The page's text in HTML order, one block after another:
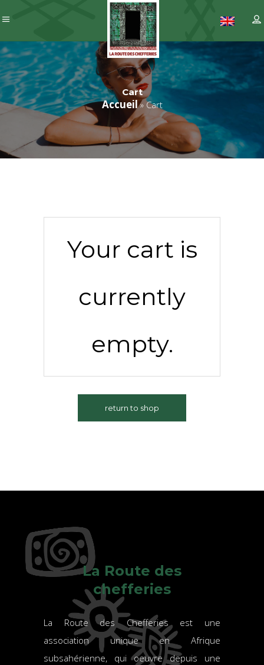
Cart
Accueil» Cart
Your cart is
currently
empty.
return to shop
La Route des
chefferies
La Route des Chefferies est une
association unique en Afrique
subsahérienne, qui oeuvre depuis une